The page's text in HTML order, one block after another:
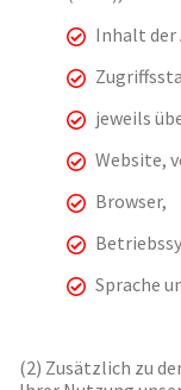
Inhalt der
jeweils
Website,
Browser,
Sprache
(2) Zusätzlich zu